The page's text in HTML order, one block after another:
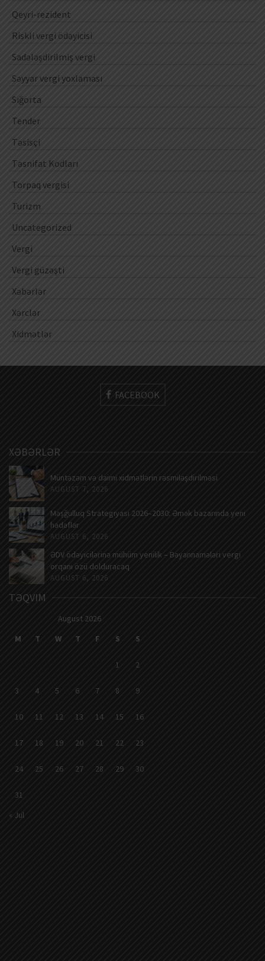
Qeyri-rezident
Riskli vergi ödəyicisi
Sadələşdirilmiş vergi
Səyyar vergi yoxlaması
Sığorta
Tender
Təsisçi
Təsnifat Kodları
Torpaq vergisi
Turizm
Uncategorized
Vergi
Vergi güzəşti
Xəbərlər
Xərclər
Xidmətlər
FACEBOOK
XƏBƏRLƏR
Müntəzəm və daimi xidmətlərin rəsmiləşdirilməsi
AUGUST 7, 2026
Məşğulluq Strategiyası 2026–2030: Əmək bazarında yeni
hədəflər
AUGUST 6, 2026
ƏDV ödəyicilərinə mühüm yenilik – Bəyannamələri vergi
orqanı özü dolduracaq
AUGUST 6, 2026
TƏQVIM
August 2026
M
T W T F S S
1 2
3 4 5 6 7 8 9
10 11 12 13 14 15 16
17 18 19 20 21 22 23
24 25 26 27 28 29 30
31
« Jul